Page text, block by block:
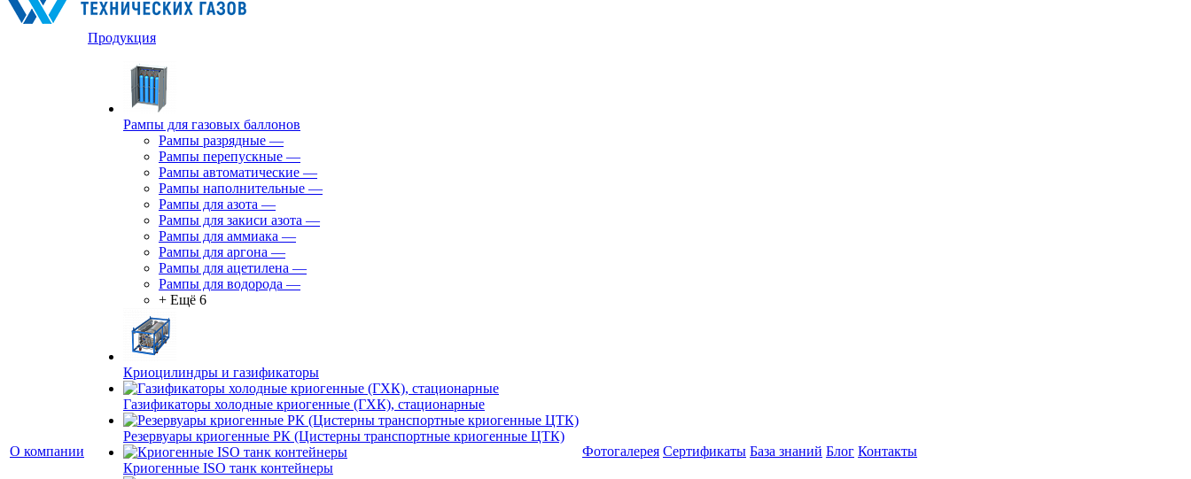
О компании
Продукция
Рампы для газовых баллонов
Рампы разрядные —
Рампы перепускные —
Рампы автоматические —
Рампы наполнительные —
Рампы для азота —
Рампы для закиси азота —
Рампы для аммиака —
Рампы для аргона —
Рампы для ацетилена —
Рампы для водорода —
+ Ещё 6
Криоцилиндры и газификаторы
Газификаторы холодные криогенные (ГХК), стационарные
Резервуары криогенные РК (Цистерны транспортные криогенные ЦТК)
Криогенные ISO танк контейнеры
Фотогалерея Сертификаты База знаний Блог Контакты